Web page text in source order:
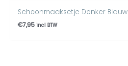
Schoonmaaksetje Donker Blauw
€7,95 incl BTW